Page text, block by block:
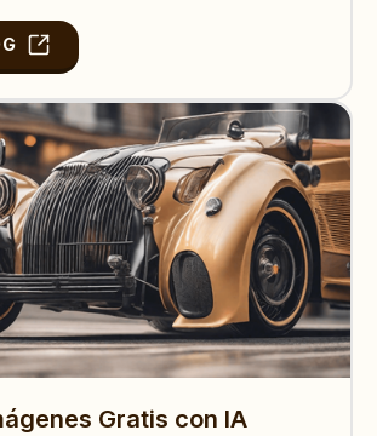
Gratis con IA